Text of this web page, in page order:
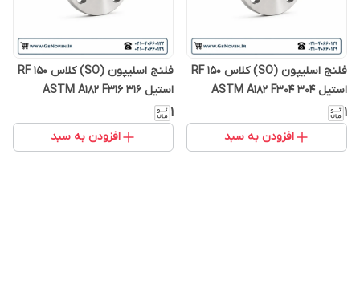
فلنج اسلیپون (SO) کلاس 150 RF
استیل 304 ASTM A182 F304
۱
افزودن به سبد
فلنج اسلیپون (SO) کلاس 150 RF
استیل 316 ASTM A182 F316
۱
افزودن به سبد